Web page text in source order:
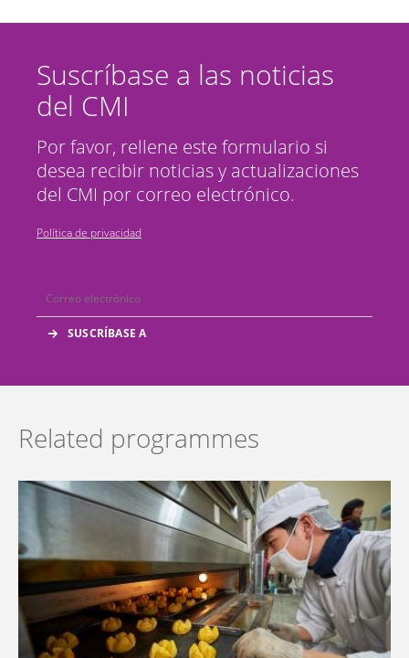
Suscríbase a las noticias
del CMI
Por favor, rellene este formulario si
desea recibir noticias y actualizaciones
del CMI por correo electrónico.
Política de privacidad
Related programmes